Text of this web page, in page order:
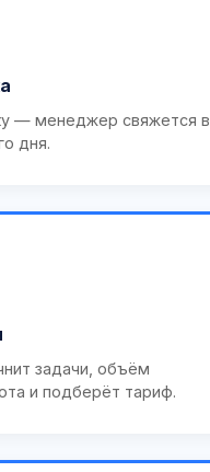
— менеджер свяжется в
дня.
задачи, объём
и подберёт тариф.